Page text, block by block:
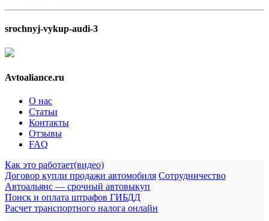
srochnyj-vykup-audi-3
Avtoaliance.ru
О нас
Статьи
Контакты
Отзывы
FAQ
Как это работает(видео)
Договор купли продажи автомобиля Сотрудничество
Автоальянс — срочный автовыкуп
Поиск и оплата штрафов ГИБДД
Расчет транспортного налога онлайн